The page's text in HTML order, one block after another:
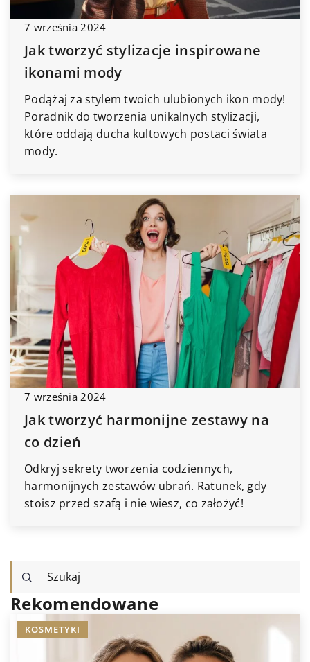
7 września 2024
Jak tworzyć stylizacje inspirowane
ikonami mody
Podążaj za stylem twoich ulubionych ikon mody!
Poradnik do tworzenia unikalnych stylizacji,
które oddają ducha kultowych postaci świata
mody.
7 września 2024
Jak tworzyć harmonijne zestawy na
co dzień
Odkryj sekrety tworzenia codziennych,
harmonijnych zestawów ubrań. Ratunek, gdy
stoisz przed szafą i nie wiesz, co założyć!
Rekomendowane
KOSMETYKI